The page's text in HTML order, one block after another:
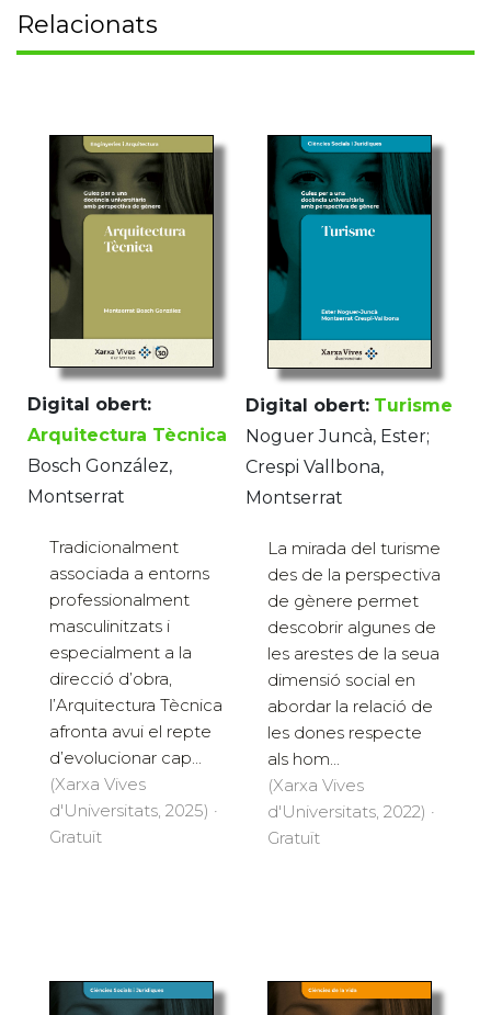
Relacionats
Digital obert:
Arquitectura Tècnica
Bosch González,
Montserrat
Tradicionalment
associada a entorns
professionalment
masculinitzats i
especialment a la
direcció d’obra,
l’Arquitectura Tècnica
afronta avui el repte
d’evolucionar cap...
(Xarxa Vives
d'Universitats, 2025) ·
Gratuït
Digital obert: Turisme
Noguer Juncà, Ester;
Crespi Vallbona,
Montserrat
La mirada del turisme
des de la perspectiva
de gènere permet
descobrir algunes de
les arestes de la seua
dimensió social en
abordar la relació de
les dones respecte
als hom...
(Xarxa Vives
d'Universitats, 2022) ·
Gratuït